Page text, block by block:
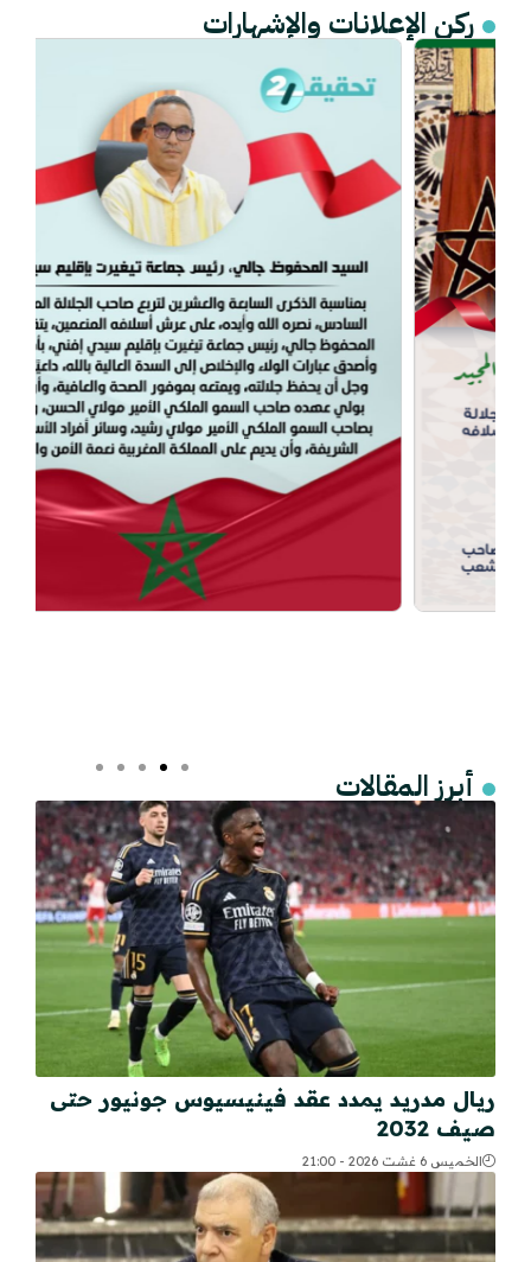
ركن الإعلانات والإشهارات
أبرز المقالات
ريال مدريد يمدد عقد فينيسيوس جونيور حتى
صيف 2032
الخميس 6 غشت 2026 - 21:00